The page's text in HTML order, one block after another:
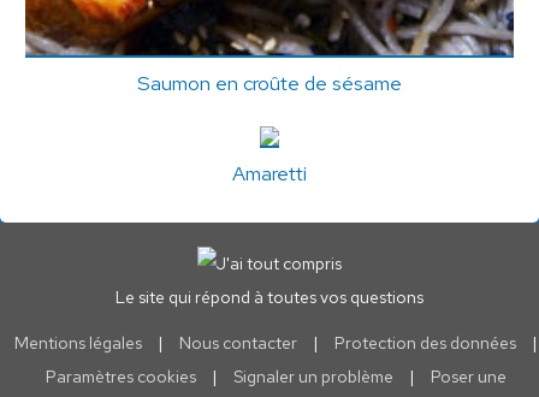
Saumon en croûte de sésame
Amaretti
Le site qui répond à toutes vos questions
Mentions légales | Nous contacter | Protection des données
|
Paramètres cookies
| Signaler un problème | Poser une